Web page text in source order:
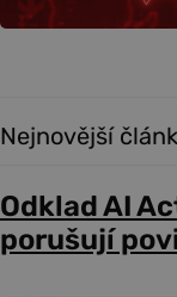
Nejnovější
Odklad AI
porušují